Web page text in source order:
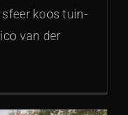
koos tuin-
van der